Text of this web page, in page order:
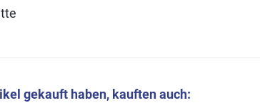
gekauft haben, kauften auch: